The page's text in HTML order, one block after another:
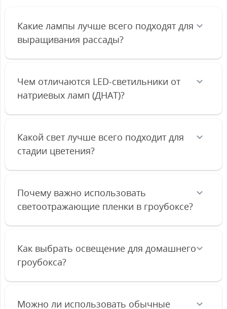
Какие лампы лучше всего подходят для
выращивания рассады?
Чем отличаются LED-светильники от
натриевых ламп (ДНАТ)?
Какой свет лучше всего подходит для
стадии цветения?
Почему важно использовать
светоотражающие пленки в гроубоксе?
Как выбрать освещение для домашнего
гроубокса?
Можно ли использовать обычные